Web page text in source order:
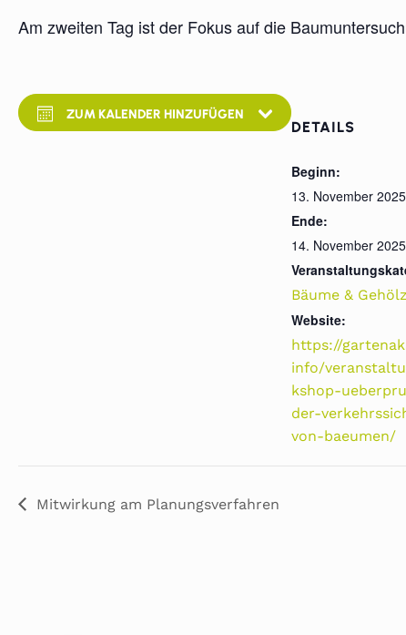
Am zweiten Tag ist der Fokus auf die
ZUM KALENDER HINZUFÜGEN
DETAILS
Beginn:
13. November 2025
Ende:
14. November 2025
Bäume &
Website:
https://
info/
kshop-
der-
von-baeumen/
Mitwirkung am Planungsverfahren